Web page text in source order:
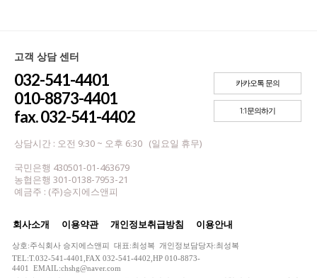
고객 상담 센터
032-541-4401
010-8873-4401
fax. 032-541-4402
상담시간 : 오전 9:30 ~ 오후 6:30 (일요일 휴무)
국민은행 430501-01-463679
농협은행 301-0138-7953-21
예금주 : (주)승지에스앤피
카카오톡 문의
1:1문의하기
회사소개 이용약관 개인정보취급방침 이용안내
상호:주식회사 승지에스앤피 대표:최성복 개인정보담당자:최성복
TEL:T.032-541-4401,FAX 032-541-4402,HP 010-8873-
4401 EMAIL:chshg@naver.com